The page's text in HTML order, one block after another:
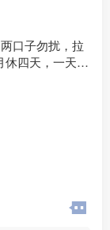
口子勿扰，拉
休四天，一天工
材，拉面师都
永兰州牛肉